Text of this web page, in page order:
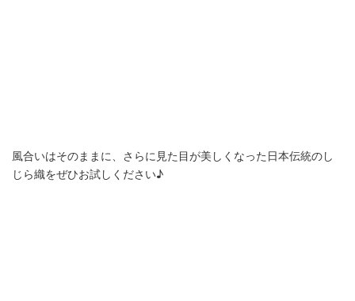
風合いはそのままに、さらに見た目が美しくなった日本伝統のし
じら織をぜひお試しください♪